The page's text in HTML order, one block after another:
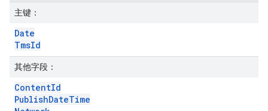
主键：
Date
TmsId
其他字段：
ContentId
PublishDateTime